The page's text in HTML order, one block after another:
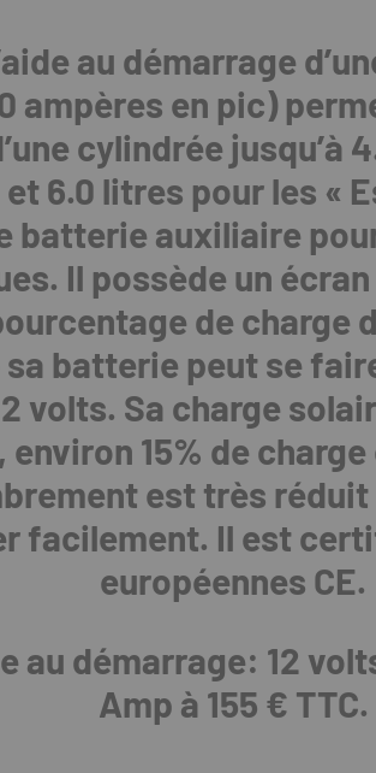
au démarrage
ampères en pic)
cylindrée jusqu’à
et 6.0 litres pour les «
batterie auxiliaire
Il possède un
de charge
batterie peut se
volts. Sa charge
15% de
est très
facilement. Il est
européennes CE.
au démarrage: 12
Amp à 155 € TTC.